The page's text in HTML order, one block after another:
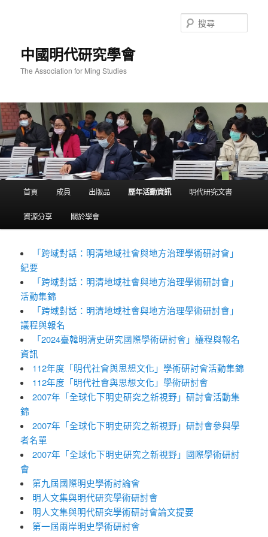
中國明代研究學會
The Association for Ming Studies
尋
首頁 成員 出版品 歷年活動資訊 明代研究文書
資源分享 關於學會
「跨域對話：明清地域社會與地方治理學術研討會」
紀要
「跨域對話：明清地域社會與地方治理學術研討會」
活動集錦
「跨域對話：明清地域社會與地方治理學術研討會」
議程與報名
「2024臺韓明清史研究國際學術研討會」議程與報名
資訊
112年度「明代社會與思想文化」學術研討會活動集錦
112年度「明代社會與思想文化」學術研討會
2007年「全球化下明史研究之新視野」研討會活動集
錦
2007年「全球化下明史研究之新視野」研討會參與學
者名單
2007年「全球化下明史研究之新視野」國際學術研討
會
第九屆國際明史學術討論會
明人文集與明代研究學術研討會
明人文集與明代研究學術研討會論文提要
第一屆兩岸明史學術研討會